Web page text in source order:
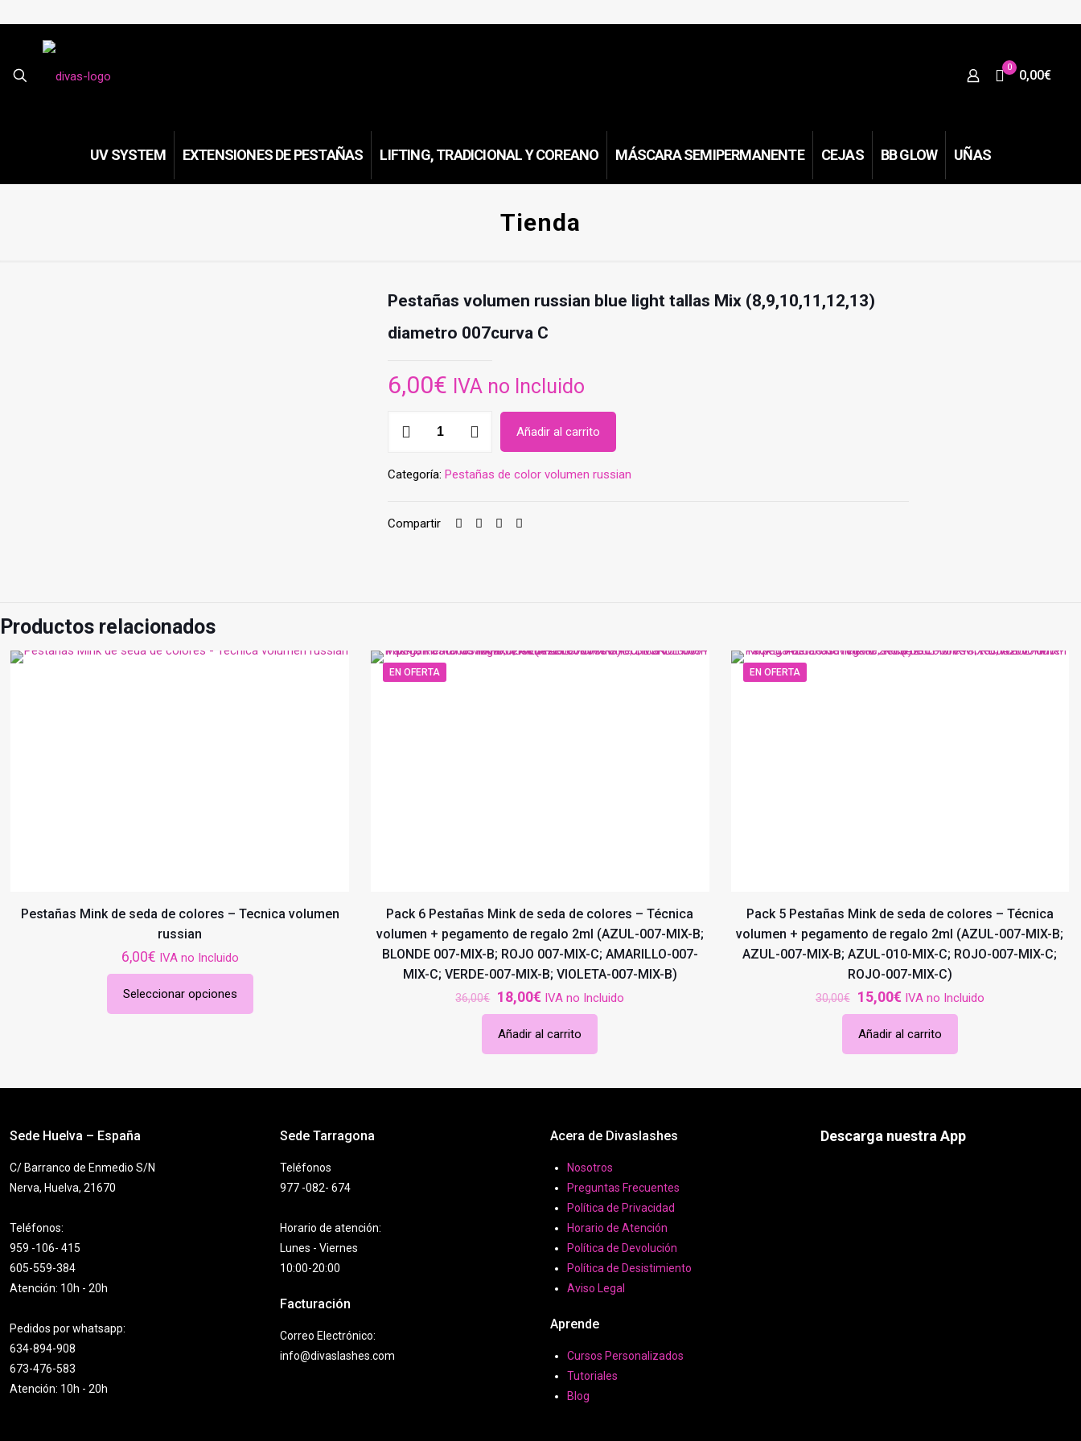
0
0,00€
UV SYSTEM EXTENSIONES DE PESTAÑAS LIFTING, TRADICIONAL Y COREANO MÁSCARA SEMIPERMANENTE CEJAS BB GLOW UÑAS
Tienda
Pestañas volumen russian blue light tallas Mix (8,9,10,11,12,13)
diametro 007curva C
6,00€ IVA no Incluido
volumen
blue
tallas
Añadir al carrito
Categoría:Pestañas de color volumen russian
Compartir
Productos relacionados
Pestañas Mink de seda de colores – Tecnica volumen
russian
6,00€ IVA no Incluido
Seleccionar opciones
Este
se
pueden
elegir
producto
EN OFERTA
Pack 6 Pestañas Mink de seda de colores – Técnica
volumen + pegamento de regalo 2ml (AZUL-007-MIX-B;
BLONDE 007-MIX-B; ROJO 007-MIX-C; AMARILLO-007-
MIX-C; VERDE-007-MIX-B; VIOLETA-007-MIX-B)
36,00€ El
precio
original
era:
18,00€El
precio
actual
es:
IVA no Incluido
Añadir al carrito
EN OFERTA
Pack 5 Pestañas Mink de seda de colores – Técnica
volumen + pegamento de regalo 2ml (AZUL-007-MIX-B;
AZUL-007-MIX-B; AZUL-010-MIX-C; ROJO-007-MIX-C;
ROJO-007-MIX-C)
30,00€ El
precio
original
era:
15,00€El
precio
actual
es:
IVA no Incluido
Añadir al carrito
Sede Huelva – España
C/ Barranco de Enmedio S/N
Nerva, Huelva, 21670
Teléfonos:
959 -106- 415
605-559-384
Atención: 10h - 20h
Pedidos por whatsapp:
634-894-908
673-476-583
Atención: 10h - 20h
Sede Tarragona
Teléfonos
977 -082- 674
Horario de atención:
Lunes - Viernes
10:00-20:00
Facturación
Correo Electrónico:
info@divaslashes.com
Acera de Divaslashes
Nosotros
Preguntas Frecuentes
Política de Privacidad
Horario de Atención
Política de Devolución
Política de Desistimiento
Aviso Legal
Aprende
Cursos Personalizados
Tutoriales
Blog
Descarga nuestra App